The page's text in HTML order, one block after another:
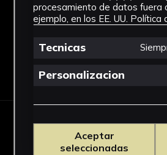
Descargar
IMÁGENES
procesamiento de datos fuera
ejemplo, en los EE. UU. Política
Tecnicas
Personalizacion
Aceptar
seleccionadas